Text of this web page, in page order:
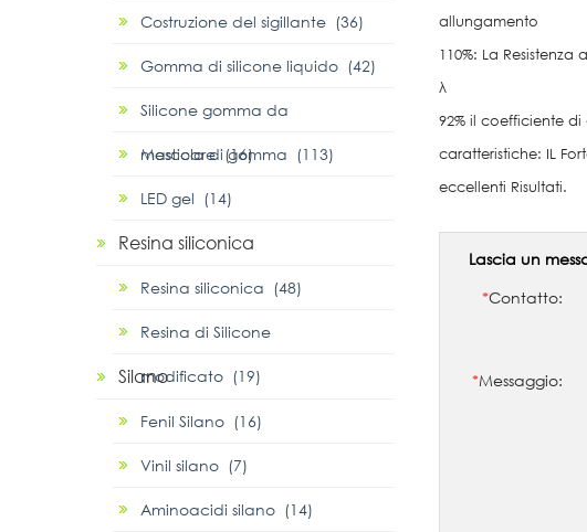
allungamento
110%: La
λ
92% il coefficiente
caratteristiche: IL
eccellenti Risultati.
Lascia un
*Contatto:
*Messaggio:
Costruzione del sigillante (36)
Gomma di silicone liquido (42)
Silicone gomma da
masticare (16)
Mescola di gomma (113)
LED gel (14)
Resina siliconica
Resina siliconica (48)
Resina di Silicone
modificato (19)
Silano
Fenil Silano (16)
Vinil silano (7)
Aminoacidi silano (14)